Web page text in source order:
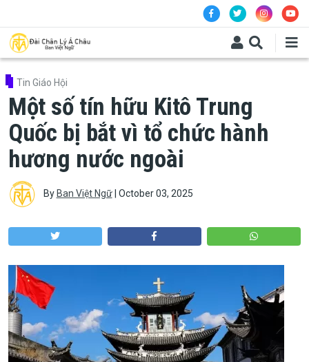
Tin Giáo Hội
Một số tín hữu Kitô Trung
Quốc bị bắt vì tổ chức hành
hương nước ngoài
By Ban Việt Ngữ| October 03, 2025